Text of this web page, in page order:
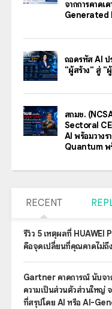
จากการคาดเ
Generated
ถอดรหัส AI ป
"ผู้สร้าง" สู่ "ผู้
สกมช.
Sectoral
AI พร้อมวาง
Quantum พ
RECENT
รีวิว 5 เหตุผลที่ HUAWEI
คือจุดเปลี่ยนที่คุณคาดไม่ถึง
Gartner คาดการณ์ นับจา
ความเป็นส่วนตัวส่วนใหญ่ จ
ที่สรุปโดย AI หรือ AI-